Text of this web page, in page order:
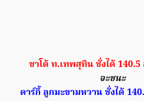
ชาโด้ ท.เทพสุทิน ชั่งได้
จะชนะ
ดาร์กี้ ลูกมะขามหวาน ชั่งได้